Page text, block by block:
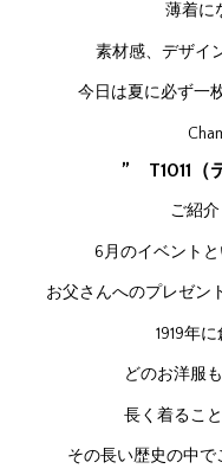
薄着に
素材感、デザイ
今日は夏に必ず一
” T1011（
ご紹
6月のイベント
お父さんへのプレゼン
1919年
どのお洋服
長く着るこ
その長い歴史の中で